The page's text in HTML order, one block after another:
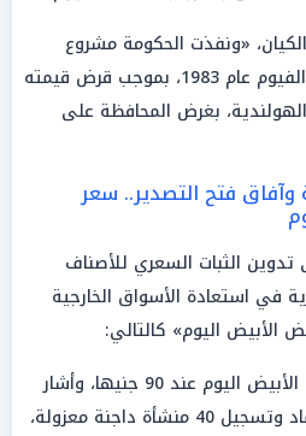
«ونفذت الحكومة مشروع
الدواجن التكاملى بمحافظة الفيوم عام 1983، بموجب قرض قيمته
الهولندية، بغرض المحافظة على
وآفاق فتح التصدير.. سعر
تدوين الثبات السعري للأصناف
في استعادة الأسواق الخارجية
الأبيض اليوم» كالتالي:
«واستقر سعر كرتونة البيض الأبيض اليوم عند 90 جنيها، وأشار
تقرير لوزارة الزراعة إلى اعتماد وتسجيل 40 منشأة داجنة معزولة،